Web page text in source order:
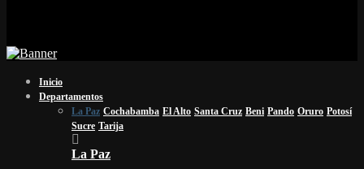
Inicio
Departamentos
La Paz Cochabamba El Alto Santa Cruz Beni Pando Oruro Potosí
Sucre Tarija
La Paz